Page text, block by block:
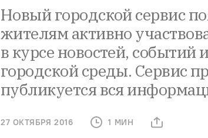
Новый городской сервис
жителям активно
в курсе новостей,
городской среды. Сервис
публикуется вся
27 ОКТЯБРЯ 2016 1 МИН